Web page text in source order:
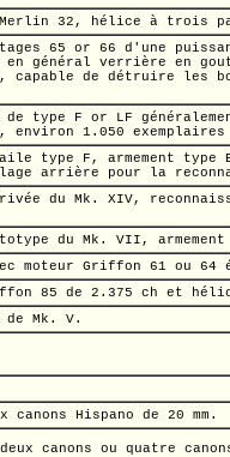
Merlin 32, hélice à trois
65 or 66 d'une
général verrière en
capable de détruire les
type F or LF
1.050 exemplaires
aile type F, armement
arrière pour la
du Mk. XIV,
du Mk. VII,
moteur Griffon 61 ou 64
85 de 2.375 ch et
de Mk. V.
canons Hispano de 20 mm.
canons ou quatre